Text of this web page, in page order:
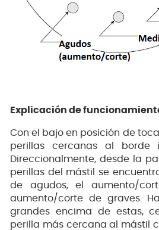
Explicación de
Con el bajo en posición de
perillas cercanas al borde
Direccionalmente, desde la
perillas del mástil se
de agudos, el aumento/
aumento/corte de graves.
grandes encima de estas,
perilla más cercana al mástil